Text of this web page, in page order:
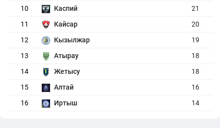
10
Каспий
21
11
Кайсар
20
12
Кызылжар
19
13
Атырау
18
14
Жетысу
18
15
Алтай
16
16
Иртыш 14